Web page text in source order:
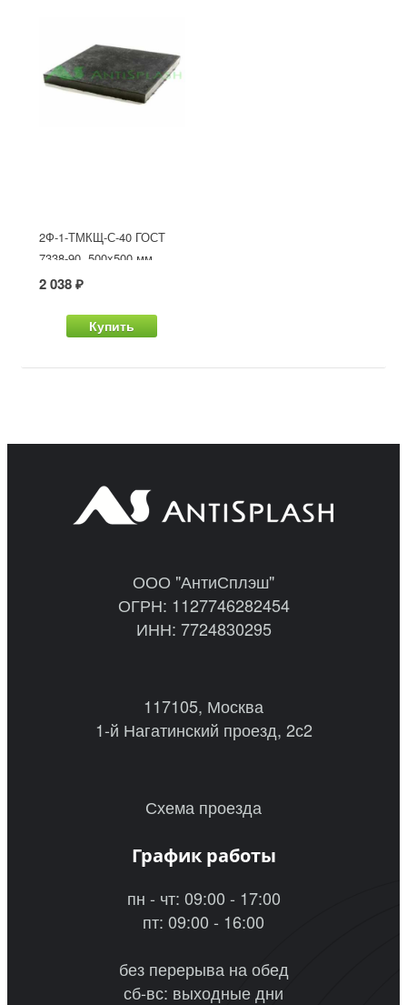
2Ф-1-ТМКЩ-С-40 ГОСТ
7338-90, 500x500 мм
2 038 ₽
Купить
ООО "АнтиСплэш"
ОГРН: 1127746282454
ИНН: 7724830295
117105, Москва
1-й Нагатинский проезд, 2с2
Схема проезда
График работы
пн - чт: 09:00 - 17:00
пт: 09:00 - 16:00
без перерыва на обед
сб-вс: выходные дни